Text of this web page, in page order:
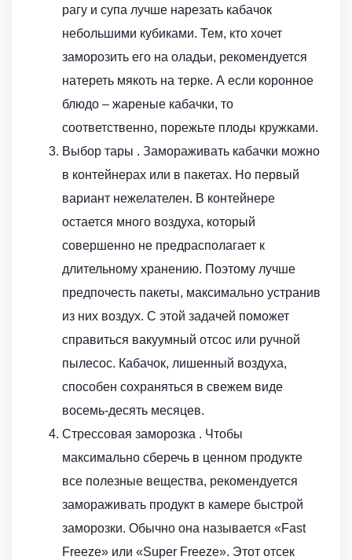
рагу и супа лучше нарезать кабачок
небольшими кубиками. Тем, кто хочет
заморозить его на оладьи, рекомендуется
натереть мякоть на терке. А если коронное
блюдо – жареные кабачки, то
соответственно, порежьте плоды кружками.
Выбор тары . Замораживать кабачки можно
в контейнерах или в пакетах. Но первый
вариант нежелателен. В контейнере
остается много воздуха, который
совершенно не предрасполагает к
длительному хранению. Поэтому лучше
предпочесть пакеты, максимально устранив
из них воздух. С этой задачей поможет
справиться вакуумный отсос или ручной
пылесос. Кабачок, лишенный воздуха,
способен сохраняться в свежем виде
восемь-десять месяцев.
Стрессовая заморозка . Чтобы
максимально сберечь в ценном продукте
все полезные вещества, рекомендуется
замораживать продукт в камере быстрой
заморозки. Обычно она называется «Fast
Freeze» или «Super Freeze». Этот отсек